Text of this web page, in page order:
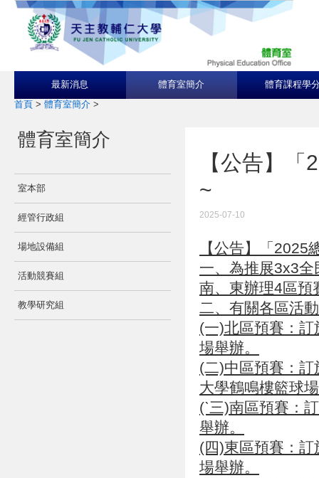
最新消息 體育室簡介 體育課程學
首頁 > 體育室簡介 >
體育室簡介
室本部
經管行政組
場地設備組
活動競賽組
教學研究組
【公告】
~
2025-07-10
【公告】「2025
一、為推展3x3
南、東辦理4區預
二、有關各區活
(一)北區預賽：
場舉辦。
(二)中區預賽：
大學鶴鳴樓籃球
(ˋ三)南區預賽：
舉辦。
(四)東區預賽：
場舉辦。